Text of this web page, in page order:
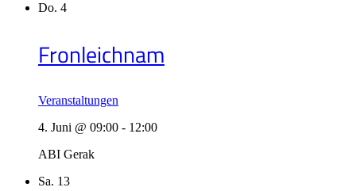
Do. 4
Fronleichnam
Veranstaltungen
4. Juni @ 09:00 - 12:00
ABI Gerak
Sa. 13